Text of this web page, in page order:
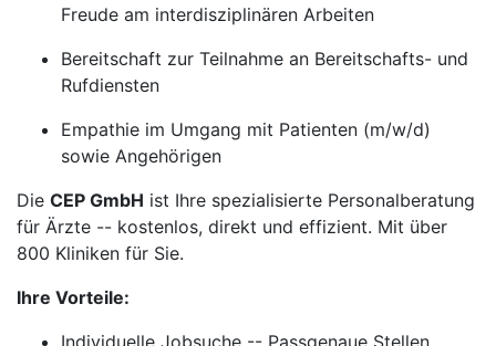
Freude am interdisziplinären Arbeiten
Bereitschaft zur Teilnahme an Bereitschafts- und
Rufdiensten
Empathie im Umgang mit Patienten (m/w/d)
sowie Angehörigen
Die CEP GmbH ist Ihre spezialisierte Personalberatung
für Ärzte -- kostenlos, direkt und effizient. Mit über
800 Kliniken für Sie.
Ihre Vorteile:
Individuelle Jobsuche -- Passgenaue Stellen